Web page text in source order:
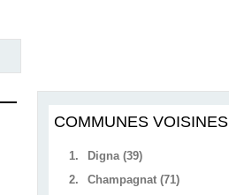
COMMUNES VOISINES
1.
Digna (39)
2.
Champagnat (71)